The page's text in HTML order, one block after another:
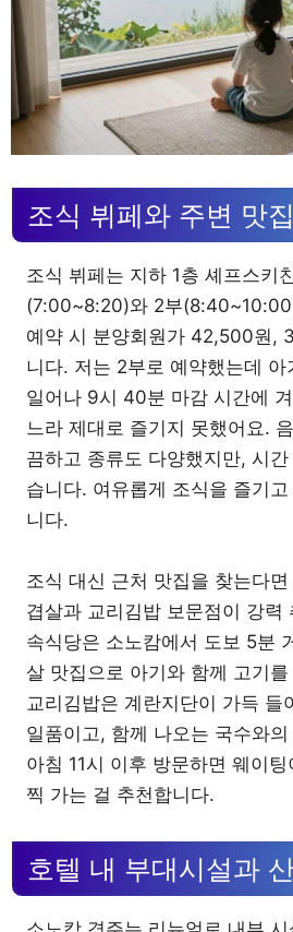
조식 뷔페와 주변 맛집
조식 뷔페는 지하 1층 셰프스키
(7:00~8:20)와 2부
예약 시 분양회원가 42,500원,
니다. 저는 2부로 예약했는데 아
일어나 9시 40분 마감 시간에
느라 제대로 즐기지 못했어요.
끔하고 종류도 다양했지만, 시
습니다. 여유롭게 조식을 즐기
니다.
조식 대신 근처 맛집을 찾는다
겹살과 교리김밥 보문점이 강력
속식당은 소노캄에서 도보 5분
살 맛집으로 아기와 함께 고기
교리김밥은 계란지단이 가득 들
일품이고, 함께 나오는 국수와
아침 11시 이후 방문하면 웨이
찍 가는 걸 추천합니다.
호텔 내 부대시설과